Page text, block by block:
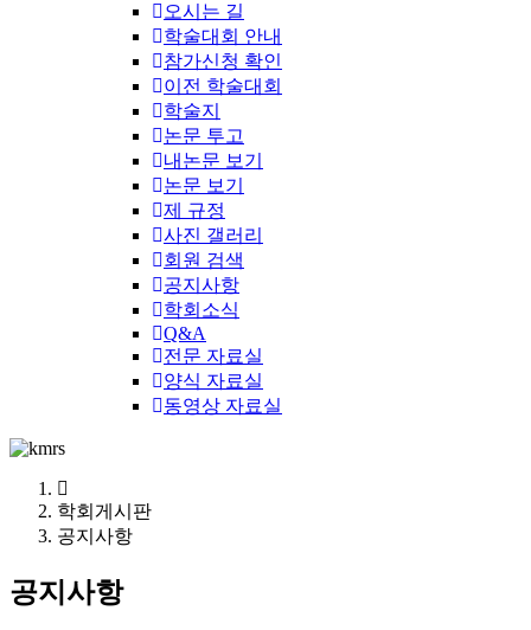
오시는 길
학술대회 안내
참가신청 확인
이전 학술대회
학술지
논문 투고
내논문 보기
논문 보기
제 규정
사진 갤러리
회원 검색
공지사항
학회소식
Q&A
전문 자료실
양식 자료실
동영상 자료실
학회게시판
공지사항
공지사항